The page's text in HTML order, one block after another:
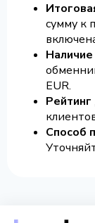
сумму к
Наличие
EUR.
Способ